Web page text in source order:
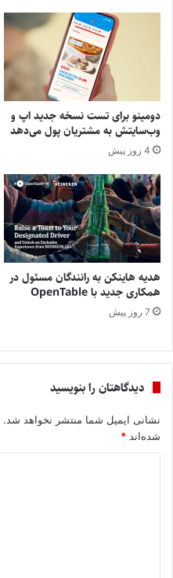
دومینو برای تست نسخه جدید اپ و
وب‌سایتش به مشتریان پول می‌دهد
4 روز پیش
هدیه هاینکن به رانندگان مسئول در
همکاری جدید با OpenTable
7 روز پیش
دیدگاهتان را بنویسید
نشانی ایمیل شما منتشر نخواهد شد.
شده‌اند *